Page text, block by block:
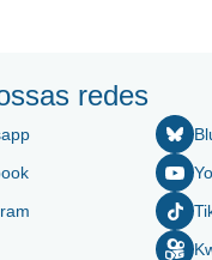
redes